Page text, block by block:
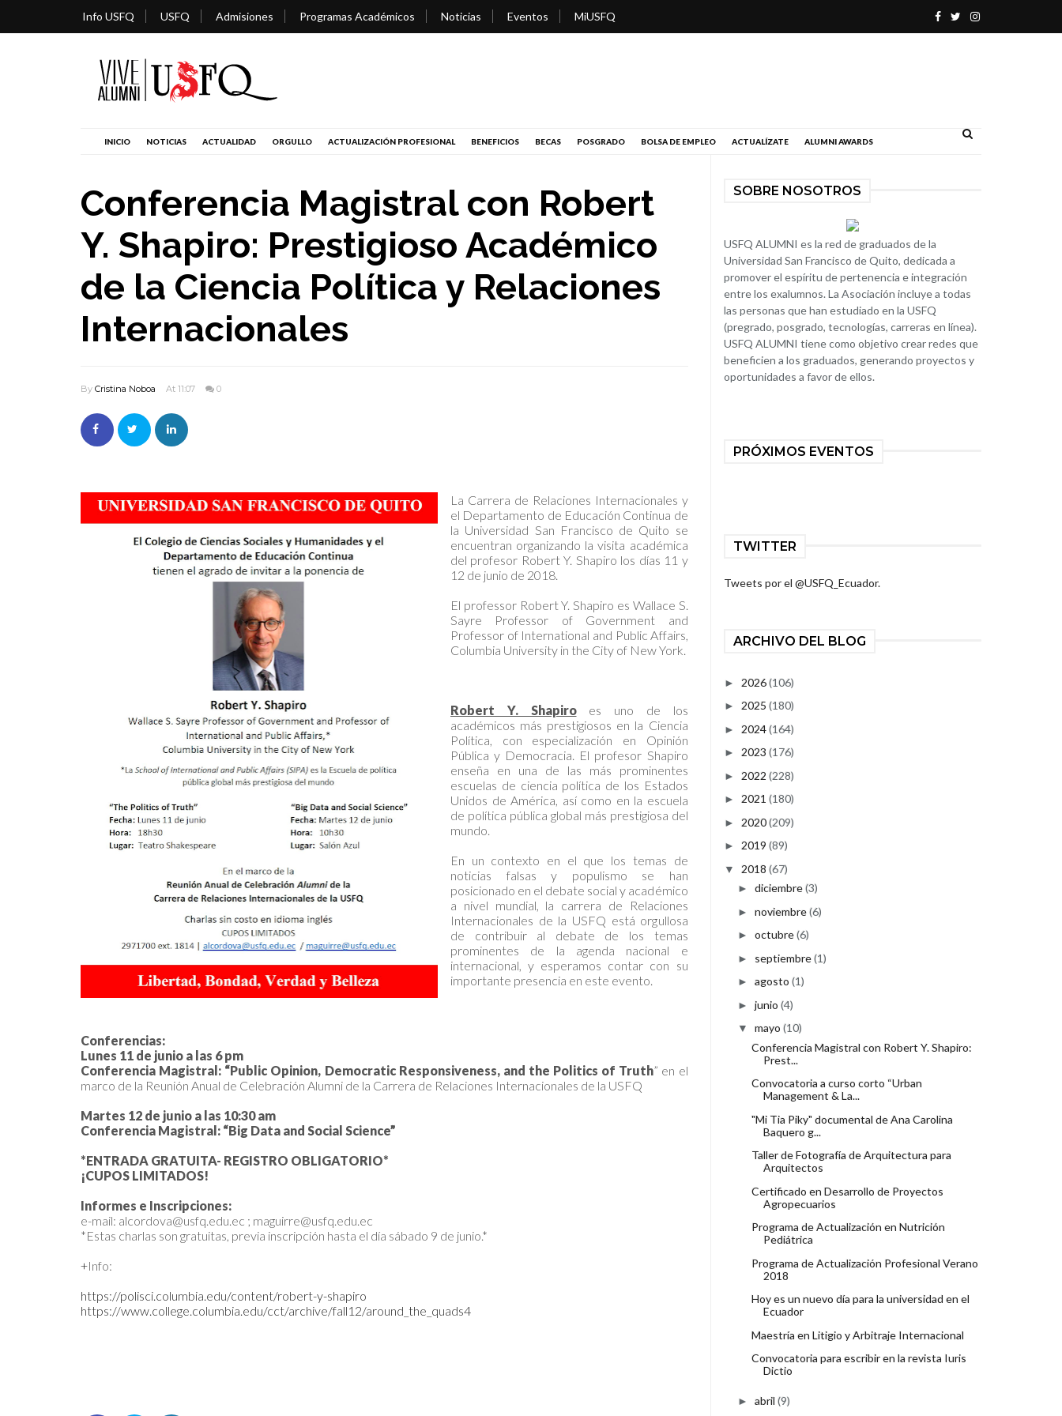
Info USFQ USFQ Admisiones Programas Académicos Noticias Eventos MiUSFQ
INICIO NOTICIAS ACTUALIDAD ORGULLO ACTUALIZACIÓN PROFESIONAL BENEFICIOS BECAS POSGRADO BOLSA DE EMPLEO ACTUALÍZATE ALUMNI AWARDS
Conferencia Magistral con Robert
Y. Shapiro: Prestigioso Académico
de la Ciencia Política y Relaciones
Internacionales
By Cristina Noboa At 11:07 0
La Carrera de Relaciones Internacionales y
el Departamento de Educación Continua de
la Universidad San Francisco de Quito se
encuentran organizando la visita académica
del profesor Robert Y. Shapiro los días 11 y
12 de junio de 2018.
El professor Robert Y. Shapiro es Wallace S.
Sayre Professor of Government and
Professor of International and Public Affairs,
Columbia University in the City of New York.
Robert Y. Shapiroes uno de los
académicos más prestigiosos en la Ciencia
Política, con especialización en Opinión
Pública y Democracia. El profesor Shapiro
enseña en una de las más prominentes
escuelas de ciencia política de los Estados
Unidos de América, así como en la escuela
de política pública global más prestigiosa del
mundo.
En un contexto en el que los temas de
noticias falsas y populismo se han
posicionado en el debate social y académico
a nivel mundial, la carrera de Relaciones
Internacionales de la USFQ está orgullosa
de contribuir al debate de los temas
prominentes de la agenda nacional e
internacional, y esperamos contar con su
importante presencia en este evento.
Conferencias:
Lunes 11 de junio a las 6 pm
Conferencia Magistral: “Public Opinion, Democratic Responsiveness, and the Politics of Truth” en el
marco de la Reunión Anual de Celebración Alumni de la Carrera de Relaciones Internacionales de la USFQ
Martes 12 de junio a las 10:30 am
Conferencia Magistral: “Big Data and Social Science”
*ENTRADA GRATUITA- REGISTRO OBLIGATORIO*
¡CUPOS LIMITADOS!
Informes e Inscripciones:
e-mail: alcordova@usfq.edu.ec ; maguirre@usfq.edu.ec
*Estas charlas son gratuitas, previa inscripción hasta el día sábado 9 de junio.*
+Info:
https://polisci.columbia.edu/content/robert-y-shapiro
https://www.college.columbia.edu/cct/archive/fall12/around_the_quads4
SOBRE NOSOTROS
USFQ ALUMNI es la red de graduados de la
Universidad San Francisco de Quito, dedicada a
promover el espíritu de pertenencia e integración
entre los exalumnos. La Asociación incluye a todas
las personas que han estudiado en la USFQ
(pregrado, posgrado, tecnologías, carreras en línea).
USFQ ALUMNI tiene como objetivo crear redes que
beneficien a los graduados, generando proyectos y
oportunidades a favor de ellos.
PRÓXIMOS EVENTOS
TWITTER
Tweets por el @USFQ_Ecuador.
ARCHIVO DEL BLOG
► 2026(106)
► 2025 (180)
► 2024(164)
► 2023 (176)
► 2022 (228)
► 2021 (180)
► 2020(209)
► 2019 (89)
▼ 2018 (67)
► diciembre(3)
► noviembre(6)
► octubre(6)
► septiembre(1)
► agosto (1)
► junio (4)
▼ mayo (10)
Conferencia Magistral con Robert Y. Shapiro:
Prest...
Convocatoria a curso corto “Urban
Management & La...
"Mi Tia Piky" documental de Ana Carolina
Baquero g...
Taller de Fotografía de Arquitectura para
Arquitectos
Certificado en Desarrollo de Proyectos
Agropecuarios
Programa de Actualización en Nutrición
Pediátrica
Programa de Actualización Profesional Verano
2018
Hoy es un nuevo día para la universidad en el
Ecuador
Maestría en Litigio y Arbitraje Internacional
Convocatoria para escribir en la revista Iuris
Dictio
► abril (9)